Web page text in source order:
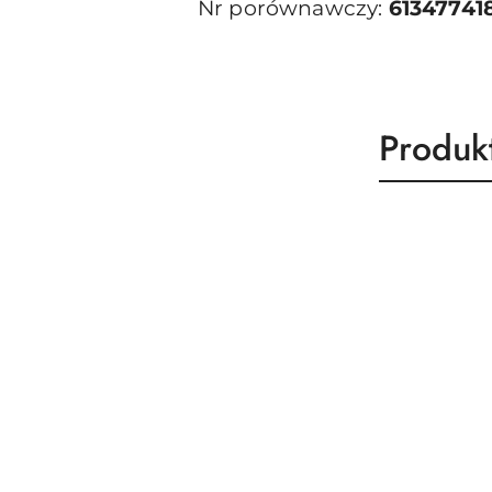
Nr porównawczy:
o